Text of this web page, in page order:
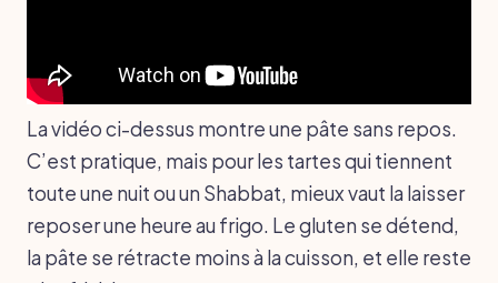
La vidéo ci-dessus montre une pâte sans repos.
C’est pratique, mais pour les tartes qui tiennent
toute une nuit ou un Shabbat, mieux vaut la laisser
reposer une heure au frigo. Le gluten se détend,
la pâte se rétracte moins à la cuisson, et elle reste